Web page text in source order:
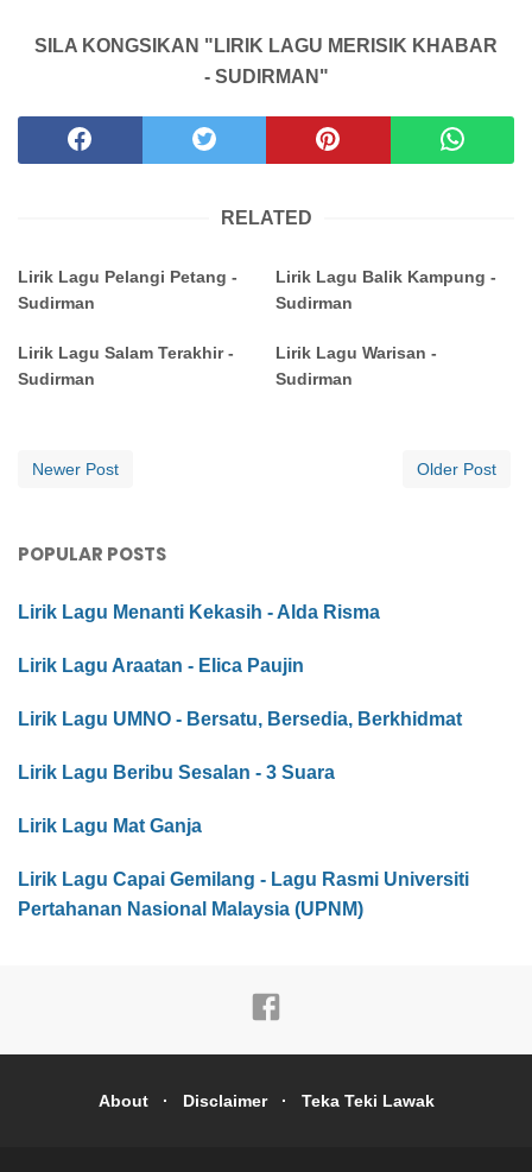
SILA KONGSIKAN "LIRIK LAGU MERISIK KHABAR
- SUDIRMAN"
RELATED
Lirik Lagu Pelangi Petang -
Sudirman
Lirik Lagu Balik Kampung -
Sudirman
Lirik Lagu Salam Terakhir -
Sudirman
Lirik Lagu Warisan -
Sudirman
Newer Post Older Post
POPULAR POSTS
Lirik Lagu Menanti Kekasih - Alda Risma
Lirik Lagu Araatan - Elica Paujin
Lirik Lagu UMNO - Bersatu, Bersedia, Berkhidmat
Lirik Lagu Beribu Sesalan - 3 Suara
Lirik Lagu Mat Ganja
Lirik Lagu Capai Gemilang - Lagu Rasmi Universiti
Pertahanan Nasional Malaysia (UPNM)
About Disclaimer Teka Teki Lawak